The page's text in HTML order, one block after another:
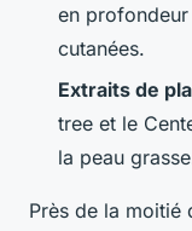
en
cutanées.
Extraits de
tree et le
la peau
Près de la moitié